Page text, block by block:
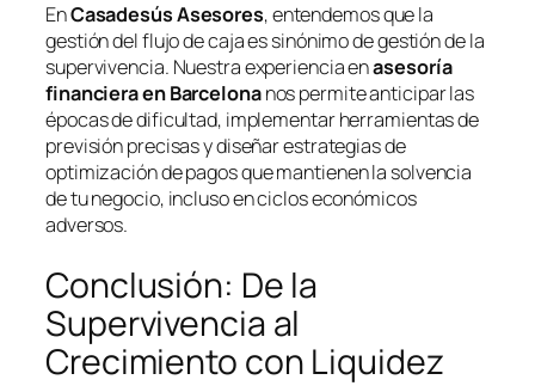
EnCasadesús Asesores, entendemos que la
gestión del flujo de caja es sinónimo de gestión de la
supervivencia. Nuestra experiencia enasesoría
financiera en Barcelonanos permite anticipar las
épocas de dificultad, implementar herramientas de
previsión precisas y diseñar estrategias de
optimización de pagos que mantienen la solvencia
de tu negocio, incluso en ciclos económicos
adversos.
Conclusión: De la
Supervivencia al
Crecimiento con Liquidez